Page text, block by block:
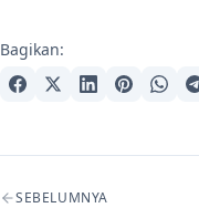
Bagikan:
Navigasi artikel
SEBELUMNYA